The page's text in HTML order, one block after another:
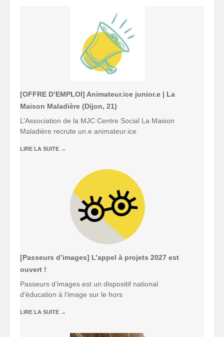
[OFFRE D’EMPLOI] Animateur.ice junior.e | La
Maison Maladière (Dijon, 21)
L’Association de la MJC Centre Social La Maison
Maladière recrute un.e animateur.ice
LIRE LA SUITE →
[Passeurs d’images] L’appel à projets 2027 est
ouvert !
Passeurs d’images est un dispositif national
d’éducation à l’image sur le hors
LIRE LA SUITE →